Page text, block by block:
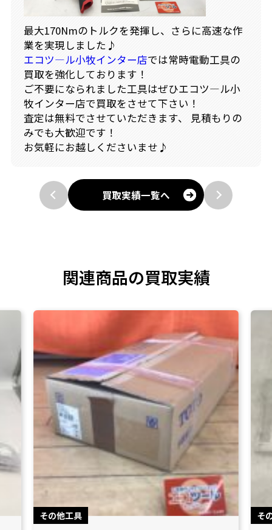
最大170Nmのトルクを発揮し、さらに高速な作
業を実現しました♪
エコツ―ル小牧インター店では常時電動工具の
買取を強化しております！
ご不要になられました工具はぜひエコツ―ル小
牧インター店で買取をさせて下さい！
査定は無料でさせていただきます、 見積もりの
みでも大歓迎です！
お気軽にお越しくださいませ♪
買取実績一覧へ
関連商品の買取実績
その他工具 そ